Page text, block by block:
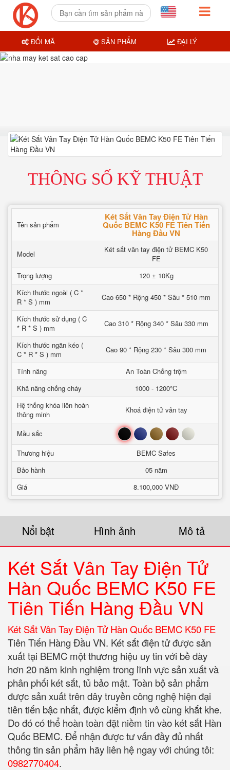
THÔNG SỐ KỸ THUẬT
Tên sản phẩm
Két Sắt Vân Tay Điện Tử Hàn
Quốc BEMC K50 FE Tiên Tiến
Hàng Đầu VN
Model
Két sắt vân tay điện tử BEMC K50
FE
Trọng lượng
120 ± 10Kg
Kích thước ngoài ( C *
R * S ) mm
Cao 650 * Rộng 450 * Sâu * 510 mm
Kích thước sử dụng ( C
* R * S ) mm
Cao 310 * Rộng 340 * Sâu 330 mm
Kích thước ngăn kéo (
C * R * S ) mm
Cao 90 * Rộng 230 * Sâu 300 mm
Tính năng
An Toàn Chống trộm
Khả năng chống cháy
1000 - 1200°C
Hệ thống khóa liên hoàn
thông minh
Khoá điện tử vân tay
Mầu sắc Đen Xanh Nâu Đỏ Trắng
Thương hiệu
BEMC Safes
Bảo hành
05 năm
Giá
8.100,000 VNĐ
Nổi bật Hình ảnh Mô tả
Két Sắt Vân Tay Điện Tử
Hàn Quốc BEMC K50 FE
Tiên Tiến Hàng Đầu VN
Két Sắt Vân Tay Điện Tử Hàn Quốc BEMC K50 FE
Tiên Tiến Hàng Đầu VN. Két sắt điện tử được sản
xuất tại BEMC một thương hiệu uy tin với bề dày
hơn 20 năm kinh nghiệm trong lĩnh vực sản xuất và
phân phối két sắt, tủ bảo mật. Toàn bộ sản phẩm
được sản xuất trên dây truyền công nghệ hiện đại
tiên tiến bậc nhất, được kiểm định vô cùng khắt khe.
Do đó có thể hoàn toàn đặt niềm tin vào két sắt Hàn
Quốc BEMC. Để nhận được tư vấn đầy đủ nhất
thông tin sản phẩm hãy liên hệ ngay với chúng tôi:
0982770404.
ĐỔI MÃ SẢN PHẨM ĐẠI LÝ